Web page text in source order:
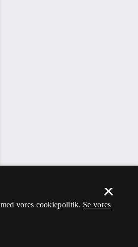
×
vores cookiepolitik. Se vores